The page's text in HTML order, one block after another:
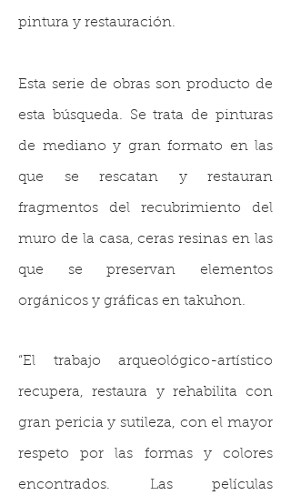
pintura y restauración.
Esta serie de obras son producto de
esta búsqueda. Se trata de pinturas
de mediano y gran formato en las
que se rescatan y restauran
fragmentos del recubrimiento del
muro de la casa, ceras resinas en las
que se preservan elementos
orgánicos y gráficas en takuhon.
“El trabajo arqueológico-artístico
recupera, restaura y rehabilita con
gran pericia y sutileza, con el mayor
respeto por las formas y colores
encontrados. Las películas